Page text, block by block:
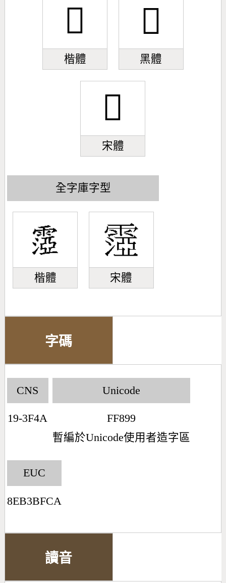
󿢙
楷體
󿢙
黑體
󿢙
宋體
全字庫字型
楷體 宋體
字碼
CNS
19-3F4A
Unicode
FF899
暫編於Unicode使用者造字區
EUC
8EB3BFCA
讀音